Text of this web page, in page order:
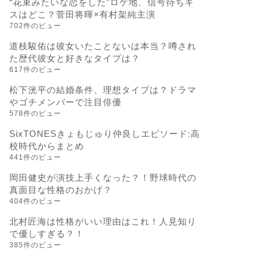
“花束みたいな恋をした”ロケ地、信号待ちキ
スはどこ？菅田将暉×有村架純主演
702件のビュー
道枝駿佑は彼女いたことないは本当？噂され
た歴代彼女と好きなタイプは？
617件のビュー
松下洸平の結婚条件、理想タイプは？ドラマ
やゴチメンバーで注目俳優
578件のビュー
SixTONESきょもじゅり仲良しエピソード:高
校時代からまとめ
441件のビュー
岡田健史が演技上手くなった？！野球時代の
真面目な性格のおかげ？
404件のビュー
北村匠海は性格がいい理由はこれ！人見知り
で優しすぎる？！
385件のビュー